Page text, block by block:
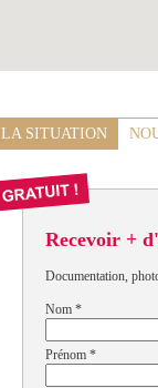
LA SITUATION
Recevoir +
Documentation,
Nom *
Prénom *